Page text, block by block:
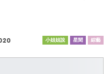
小姐姐說 星聞 綜藝